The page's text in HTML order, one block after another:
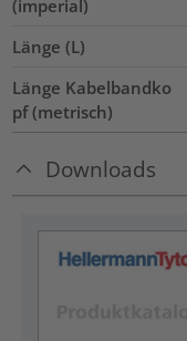
(imperial)
Länge (L)
Länge Kabelbandko
pf (metrisch)
Downloads